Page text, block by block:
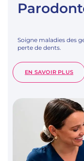
Soigne maladies des
perte de dents.
EN SAVOIR PLUS: